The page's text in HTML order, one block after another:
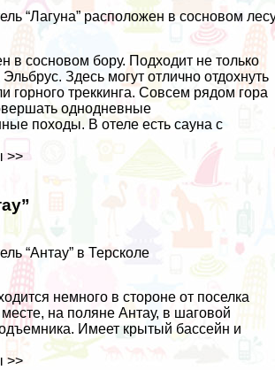
“Лагуна” расположен в сосновом
в сосновом бору. Подходит не только
Здесь могут отлично отдохнуть
горного треккинга. Совсем рядом гора
однодневные
походы. В отеле есть сауна с
>>
“Антау” в Терсколе
немного в стороне от поселка
на поляне Антау, в шаговой
Имеет крытый бассейн и
>>